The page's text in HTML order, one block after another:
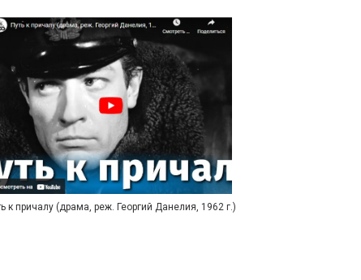
к причалу (драма, реж. Георгий Данелия, 1962 г.)